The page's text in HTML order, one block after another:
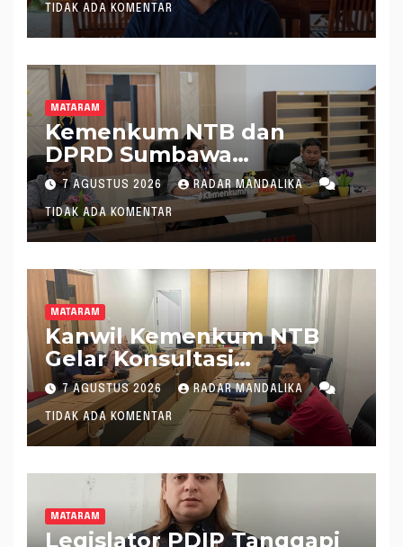
TIDAK ADA KOMENTAR
MATARAM
Kemenkum NTB dan
DPRD Sumbawa
Mantapkan Rencana
Pembentukan 8 Raperda
Inisiatif
7 AGUSTUS 2026 RADAR MANDALIKA
TIDAK ADA KOMENTAR
MATARAM
Kanwil Kemenkum NTB
Gelar Konsultasi
Penghitungan Kebutuhan
Formasi JF Perancang
Peraturan Perundang-
undangan
7 AGUSTUS 2026 RADAR MANDALIKA
TIDAK ADA KOMENTAR
MATARAM
Legislator PDIP Tanggapi